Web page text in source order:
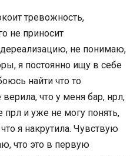
тревожность,
не приносит
не понимаю,
я постоянно ищу в себе
найти что то
что у меня бар, нрл,
прл и уже не могу понять,
я накрутила. Чувствую
что это в первую